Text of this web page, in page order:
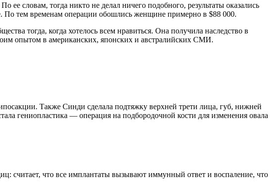
словам, тогда никто не делал ничего подобного, результаты оказались
По тем временам операции обошлись женщине примерно в $88 000.
тогда, когда хотелось всем нравиться. Она получила наследство в
опытом в американских, японских и австралийских СМИ.
Также Синди сделала подтяжку верхней трети лица, губ, нижней
гениопластика — операция на подбородочной кости для изменения овала
считает, что все имплантаты вызывают иммунный ответ и воспаление, что